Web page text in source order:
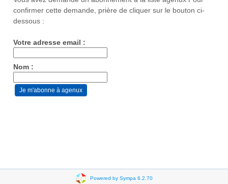
confirmer cette demande, prière de cliquer sur le bouton ci-
dessous :
Votre adresse email :
Nom :
Powered by Sympa 6.2.70